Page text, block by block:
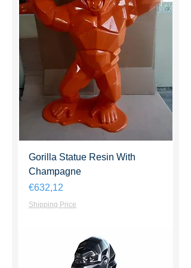
Gorilla Statue Resin With
Champagne
Harga
€632,12
Shipping Price